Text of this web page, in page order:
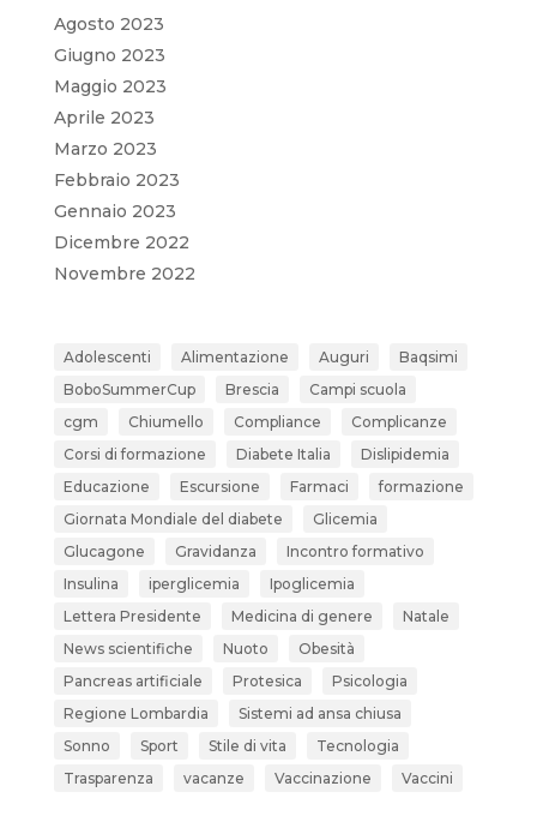
Agosto 2023
Giugno 2023
Maggio 2023
Aprile 2023
Marzo 2023
Febbraio 2023
Gennaio 2023
Dicembre 2022
Novembre 2022
Adolescenti Alimentazione Auguri
Baqsimi
BoboSummerCup
Brescia
Campi scuola
cgm
Chiumello Compliance
Complicanze
Corsi di formazione
Diabete Italia
Dislipidemia
Educazione
Escursione Farmaci
formazione
Giornata Mondiale del diabete
Glicemia
Glucagone
Gravidanza
Incontro formativo
Insulina
iperglicemia
Ipoglicemia
Lettera Presidente
Medicina di genere
Natale
News scientifiche
Nuoto
Obesità
Pancreas artificiale
Protesica
Psicologia
Regione Lombardia
Sistemi ad ansa chiusa
Sonno
Sport Stile di vita
Tecnologia
Trasparenza
vacanze Vaccinazione Vaccini